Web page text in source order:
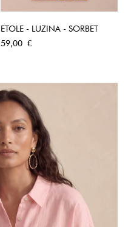
ETOLE - LUZINA - SORBET
Prix
59,00 €